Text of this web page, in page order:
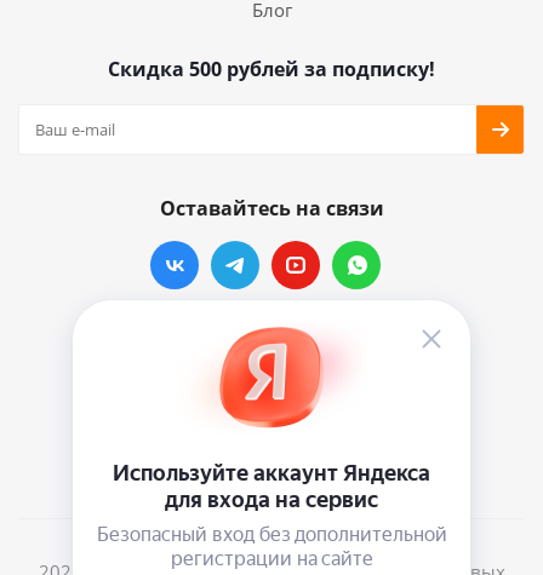
Блог
Скидка 500 рублей за подписку!
Оставайтесь на связи
Наши контакты
info@vinylmarkt.ru